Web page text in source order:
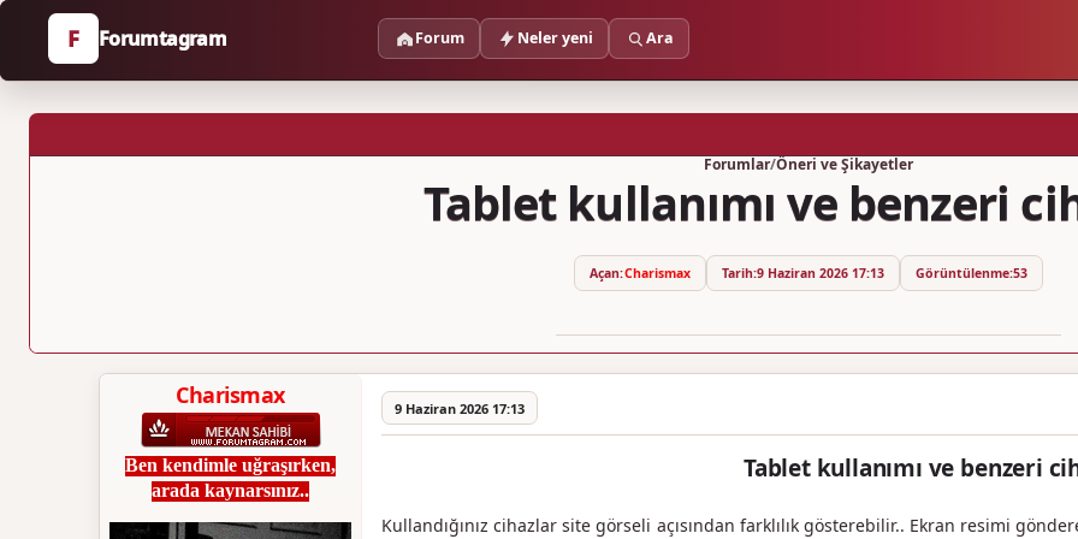
F Forumtagram Forum Neler yeni Ara
Forumlar/Öneri ve Şikayetler
Tablet kullanımı ve benzeri
Açan:Charismax Tarih:9 Haziran 2026 17:13 Görüntülenme:53
Charismax
Ben kendimle uğraşırken,
arada kaynarsınız..
9 Haziran 2026 17:13
Tablet kullanımı ve benzeri
Kullandığınız cihazlar site görseli açısından farklılık gösterebilir.. Ekran resimi